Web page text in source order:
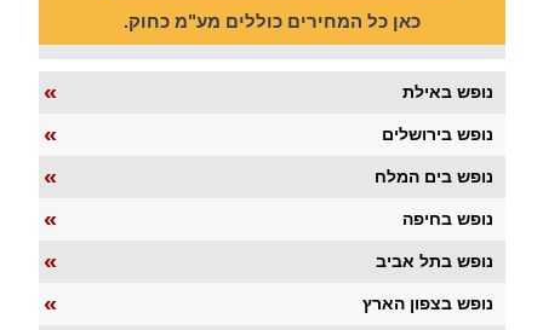
כאן כל המחירים כוללים מע"מ כחוק.
« נופש באילת
« נופש בירושלים
« נופש בים המלח
« נופש בחיפה
« נופש בתל אביב
« נופש בצפון הארץ